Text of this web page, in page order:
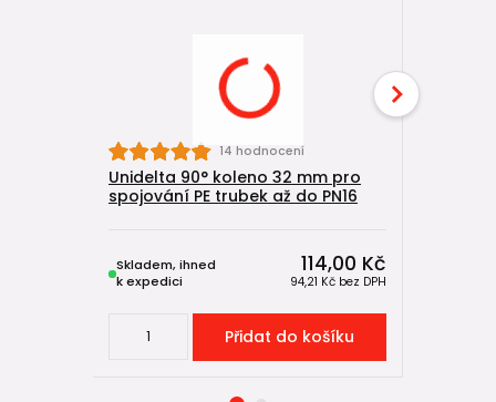
14 hodnocení
Unidelta 90° koleno 32 mm pro
spojování PE trubek až do PN16
114,00 Kč
94,21 Kč bez DPH
Skladem, ihned
k expedici
Přidat do košíku